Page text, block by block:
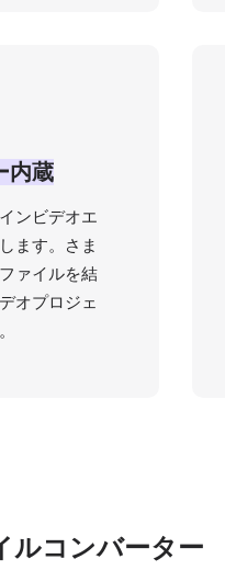
内蔵
ンビデオエ
ます。さま
ァイルを結
オプロジェ
ルコンバーター